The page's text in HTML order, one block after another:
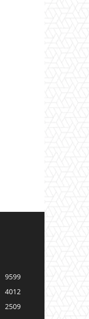
9599
4012
2509